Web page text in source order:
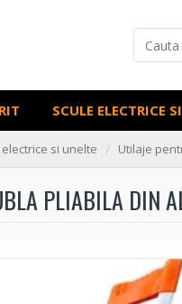
SCULE ELECTRICE
electrice si unelte Utilaje
PLIABILA DIN